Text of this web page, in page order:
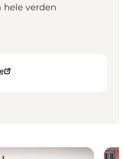
hele verden